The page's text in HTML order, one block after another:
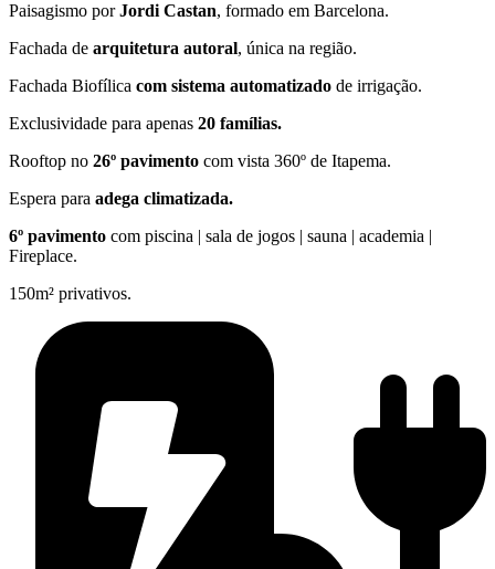
Paisagismo porJordi Castan, formado em Barcelona.
Fachada de arquitetura autoral, única na região.
Fachada Biofílica com sistema automatizado de irrigação.
Exclusividade para apenas 20 famílias.
Rooftop no 26º pavimento com vista 360º de Itapema.
Espera para adega climatizada.
6º pavimento com piscina | sala de jogos | sauna | academia |
Fireplace.
150m² privativos.